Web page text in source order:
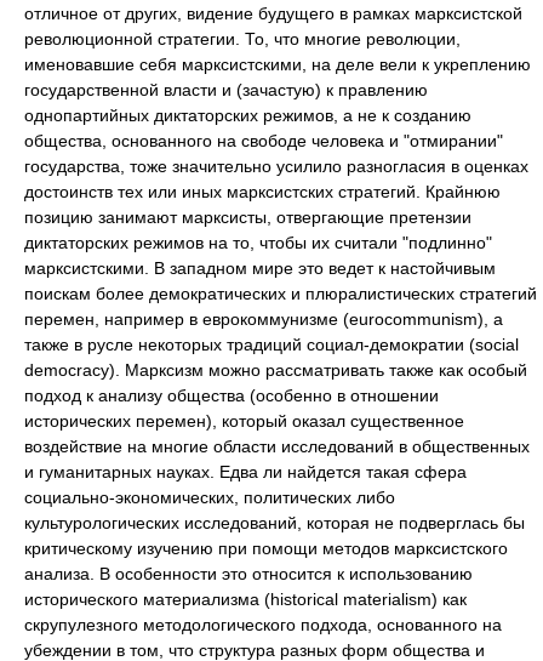
отличное от других, видение будущего в рамках марксистской
революционной стратегии. То, что многие революции,
именовавшие себя марксистскими, на деле вели к укреплению
государственной власти и (зачастую) к правлению
однопартийных диктаторских режимов, а не к созданию
общества, основанного на свободе человека и "отмирании"
государства, тоже значительно усилило разногласия в оценках
достоинств тех или иных марксистских стратегий. Крайнюю
позицию занимают марксисты, отвергающие претензии
диктаторских режимов на то, чтобы их считали "подлинно"
марксистскими. В западном мире это ведет к настойчивым
поискам более демократических и плюралистических стратегий
перемен, например в еврокоммунизме (eurocommunism), а
также в русле некоторых традиций социал-демократии (social
democracy). Марксизм можно рассматривать также как особый
подход к анализу общества (особенно в отношении
исторических перемен), который оказал существенное
воздействие на многие области исследований в общественных
и гуманитарных науках. Едва ли найдется такая сфера
социально-экономических, политических либо
культурологических исследований, которая не подверглась бы
критическому изучению при помощи методов марксистского
анализа. В особенности это относится к использованию
исторического материализма (historical materialism) как
скрупулезного методологического подхода, основанного на
убеждении в том, что структура разных форм общества и